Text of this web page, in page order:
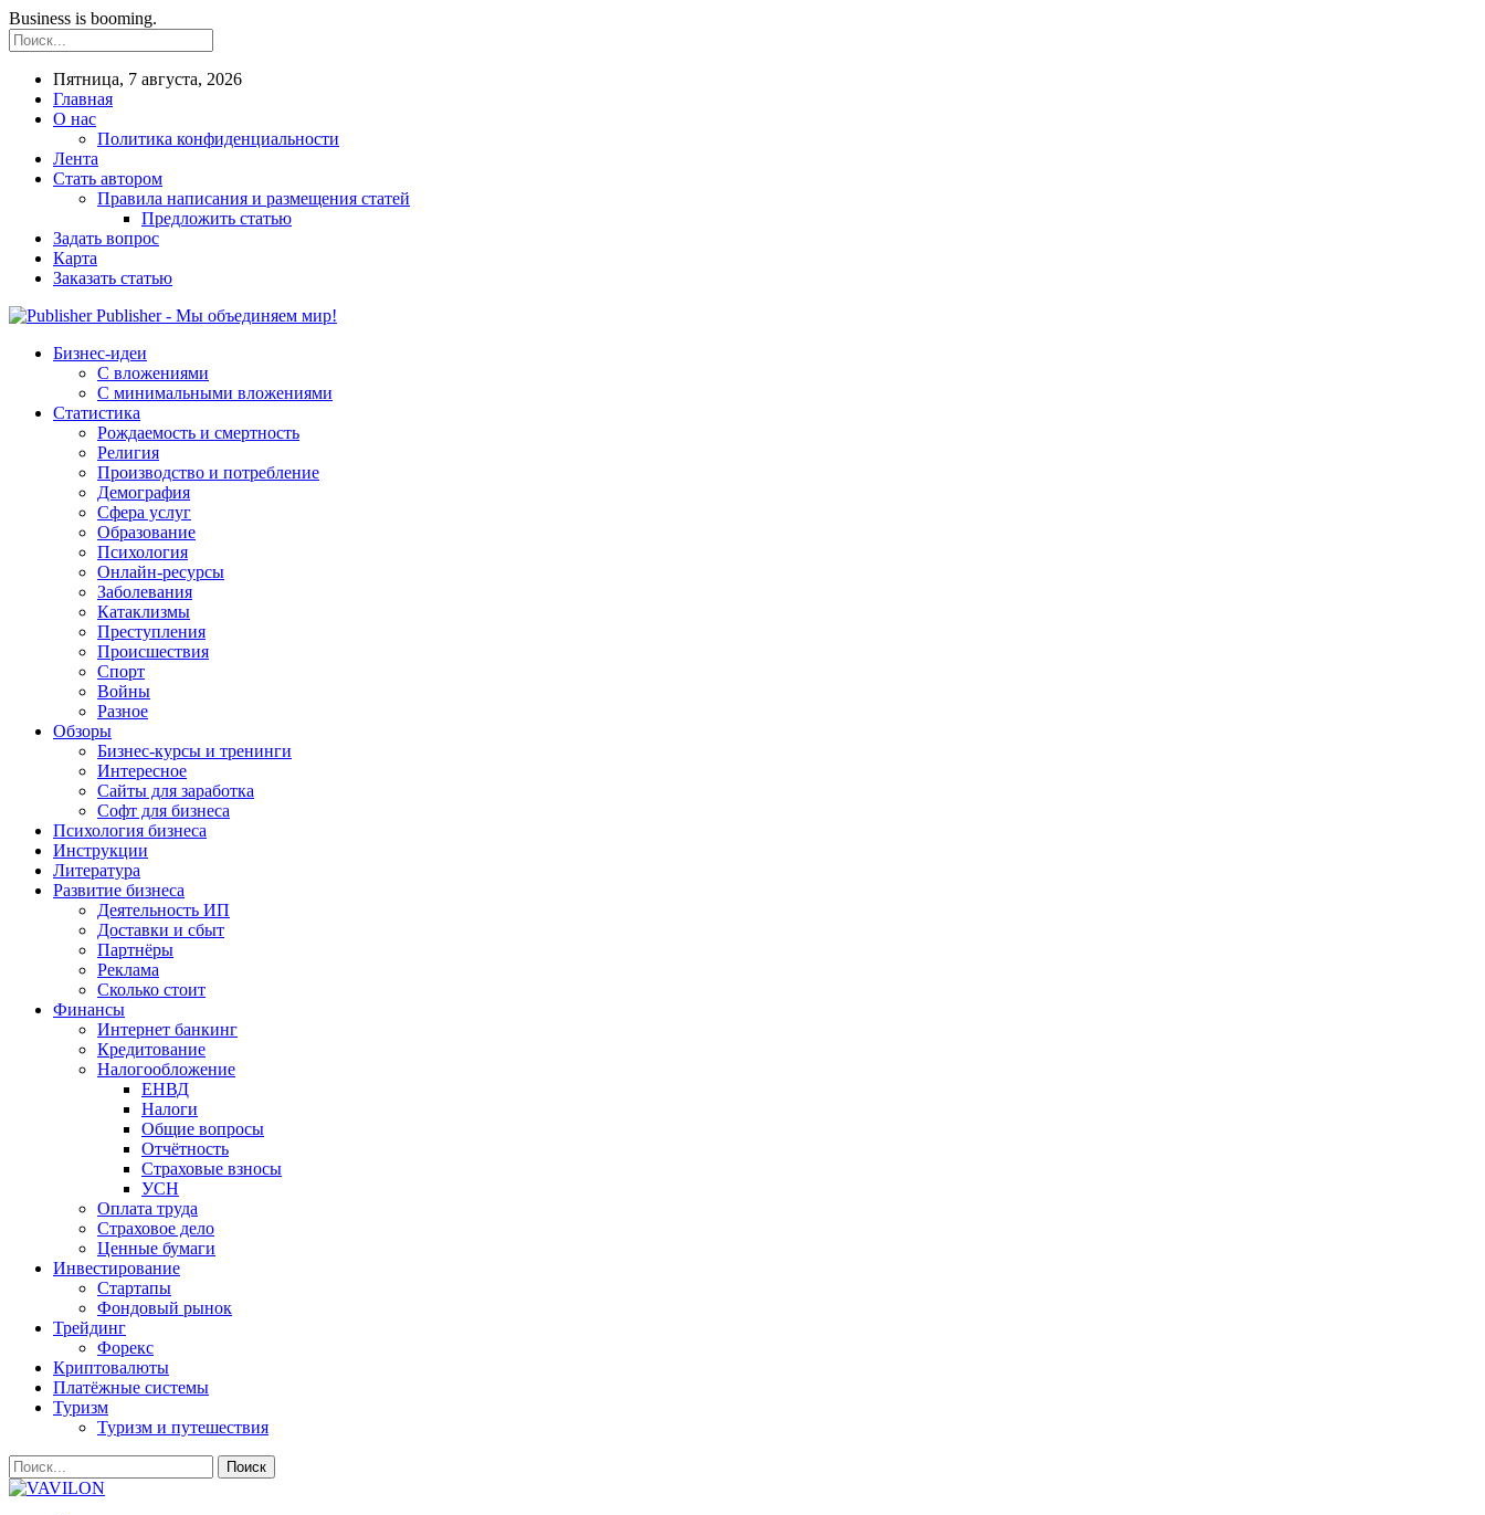
Business is booming.
Пятница, 7 августа, 2026
Главная
О нас
Политика конфиденциальности
Лента
Стать автором
Правила написания и размещения статей
Предложить статью
Задать вопрос
Карта
Заказать статью
Publisher - Мы объединяем мир!
Бизнес-идеи
С вложениями
С минимальными вложениями
Статистика
Рождаемость и смертность
Религия
Производство и потребление
Демография
Сфера услуг
Образование
Психология
Онлайн-ресурсы
Заболевания
Катаклизмы
Преступления
Происшествия
Спорт
Войны
Разное
Обзоры
Бизнес-курсы и тренинги
Интересное
Сайты для заработка
Софт для бизнеса
Психология бизнеса
Инструкции
Литература
Развитие бизнеса
Деятельность ИП
Доставки и сбыт
Партнёры
Реклама
Сколько стоит
Финансы
Интернет банкинг
Кредитование
Налогообложение
ЕНВД
Налоги
Общие вопросы
Отчётность
Страховые взносы
УСН
Оплата труда
Страховое дело
Ценные бумаги
Инвестирование
Стартапы
Фондовый рынок
Трейдинг
Форекс
Криптовалюты
Платёжные системы
Туризм
Туризм и путешествия